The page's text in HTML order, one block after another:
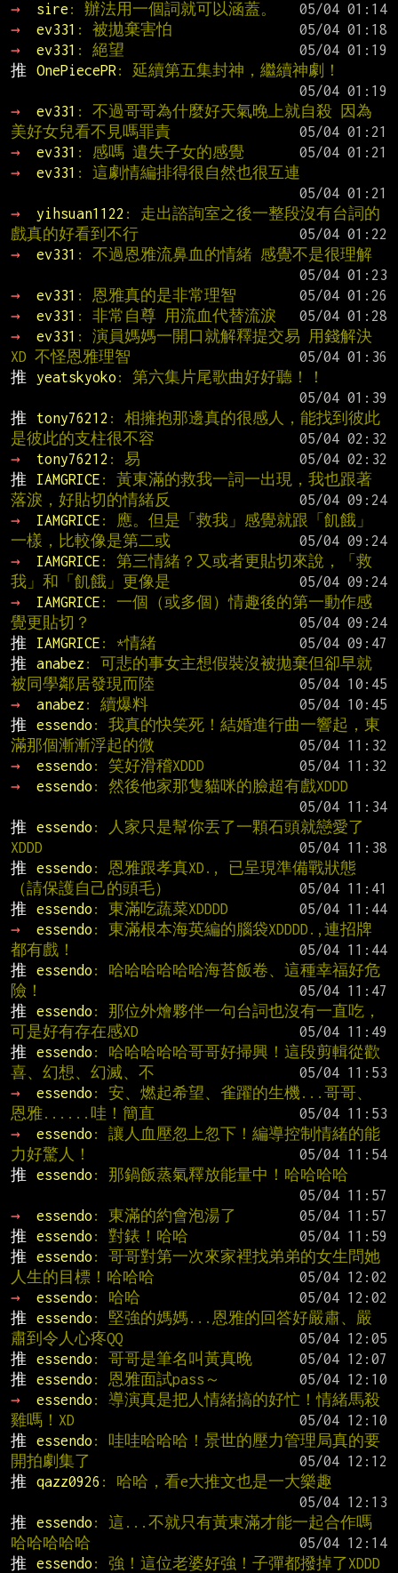
→
sire : 辦法用一個詞就可以涵蓋。
→
ev331 : 被拋棄害怕
→
ev331 : 絕望
推
OnePiecePR : 延續第五集封神，繼續神劇！
→
ev331 : 不過哥哥為什麼好天氣晚上就自殺 因為
美好女兒看不見嗎罪責
→
ev331 : 感嗎 遺失子女的感覺
→
ev331 : 這劇情編排得很自然也很互連
→
yihsuan1122 : 走出諮詢室之後一整段沒有台詞的
戲真的好看到不行
→
ev331 : 不過恩雅流鼻血的情緒 感覺不是很理解
→
ev331 : 恩雅真的是非常理智
→
ev331 : 非常自尊 用流血代替流淚
→
ev331 : 演員媽媽一開口就解釋提交易 用錢解決
XD 不怪恩雅理智
推
yeatskyoko : 第六集片尾歌曲好好聽！！
推
tony76212 : 相擁抱那邊真的很感人，能找到彼此
是彼此的支柱很不容
→
tony76212 : 易
推
IAMGRICE : 黃東滿的救我一詞一出現，我也跟著
落淚，好貼切的情緒反
→
IAMGRICE : 應。但是「救我」感覺就跟「飢餓」
一樣，比較像是第二或
→
IAMGRICE : 第三情緒？又或者更貼切來說，「救
我」和「飢餓」更像是
→
IAMGRICE : 一個（或多個）情趣後的第一動作感
覺更貼切？
推
IAMGRICE : *情緒
推
anabez : 可悲的事女主想假裝沒被拋棄但卻早就
被同學鄰居發現而陸
→
anabez : 續爆料
推
essendo : 我真的快笑死！結婚進行曲一響起，東
滿那個漸漸浮起的微
→
essendo : 笑好滑稽XDDD
→
essendo : 然後他家那隻貓咪的臉超有戲XDDD
推
essendo : 人家只是幫你丟了一顆石頭就戀愛了
XDDD
推
essendo : 恩雅跟孝真XD., 已呈現準備戰狀態
（請保護自己的頭毛）
推
essendo : 東滿吃蔬菜XDDDD
→
essendo : 東滿根本海英編的腦袋XDDDD.,連招牌
都有戲！
推
essendo : 哈哈哈哈哈哈海苔飯卷、這種幸福好危
險！
推
essendo : 那位外燴夥伴一句台詞也沒有一直吃，
可是好有存在感XD
推
essendo : 哈哈哈哈哈哥哥好掃興！這段剪輯從歡
喜、幻想、幻滅、不
→
essendo : 安、燃起希望、雀躍的生機...哥哥、
恩雅......哇！簡直
→
essendo : 讓人血壓忽上忽下！編導控制情緒的能
力好驚人！
推
essendo : 那鍋飯蒸氣釋放能量中！哈哈哈哈
→
essendo : 東滿的約會泡湯了
推
essendo : 對錶！哈哈
推
essendo : 哥哥對第一次來家裡找弟弟的女生問她
人生的目標！哈哈哈
→
essendo : 哈哈
推
essendo : 堅強的媽媽...恩雅的回答好嚴肅、嚴
肅到令人心疼QQ
推
essendo : 哥哥是筆名叫黃真晚
推
essendo : 恩雅面試pass～
→
essendo : 導演真是把人情緒搞的好忙！情緒馬殺
雞嗎！XD
推
essendo : 哇哇哈哈哈！景世的壓力管理局真的要
開拍劇集了
推
qazz0926 : 哈哈，看e大推文也是一大樂趣
推
essendo : 這...不就只有黃東滿才能一起合作嗎
哈哈哈哈哈
推
essendo : 強！這位老婆好強！子彈都撥掉了XDDD